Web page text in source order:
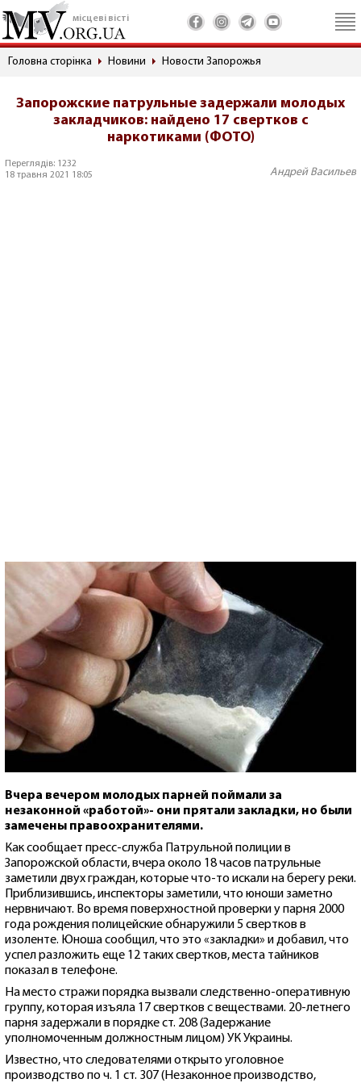
місцеві вісті
Головна сторінка Новини Новости Запорожья
Запорожские патрульные задержали молодых
закладчиков: найдено 17 свертков с
наркотиками (ФОТО)
Переглядів: 1232
18 травня 2021 18:05
Андрей Васильев
Вчера вечером молодых парней поймали за
незаконной «работой»- они прятали закладки, но были
замечены правоохранителями.
Как сообщает пресс-служба Патрульной полиции в
Запорожской области, вчера около 18 часов патрульные
заметили двух граждан, которые что-то искали на берегу реки.
Приблизившись, инспекторы заметили, что юноши заметно
нервничают. Во время поверхностной проверки у парня 2000
года рождения полицейские обнаружили 5 свертков в
изоленте. Юноша сообщил, что это «закладки» и добавил, что
успел разложить еще 12 таких свертков, места тайников
показал в телефоне.
На место стражи порядка вызвали следственно-оперативную
группу, которая изъяла 17 свертков с веществами. 20-летнего
парня задержали в порядке ст. 208 (Задержание
уполномоченным должностным лицом) УК Украины.
Известно, что следователями открыто уголовное
производство по ч. 1 ст. 307 (Незаконное производство,